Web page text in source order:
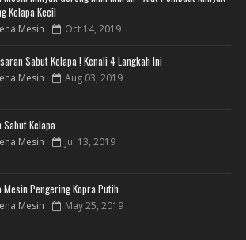
Kelapa Kecil
Mesin Oct 14, 2019
Sabut Kelapa ! Kenali 4 Langkah Ini
Mesin Aug 03, 2019
Sabut Kelapa
Mesin Jul 13, 2019
Mesin Pengering Kopra Putih
Mesin May 25, 2019